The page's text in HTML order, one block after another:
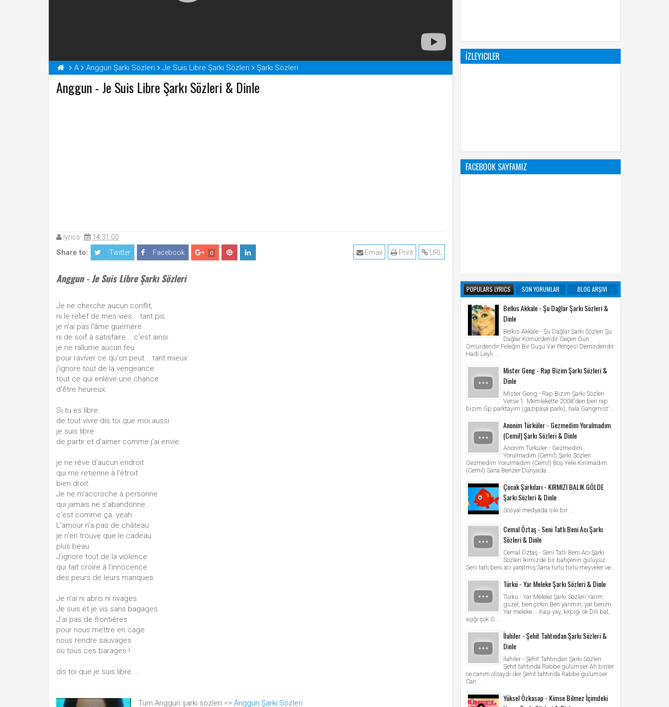
A Anggun Şarkı Sözleri Je Suis Libre Şarkı Sözleri Şarkı Sözleri
Anggun - Je Suis Libre Şarkı Sözleri & Dinle
lyrics 14:31:00
Share to: Twitter Facebook 0 URL
Print
Email
Anggun - Je Suis Libre Şarkı Sözleri
Je ne cherche aucun conflit,
ni le relief de mes vies... tant pis.
je n'ai pas l'âme guerrière
ni de soif à satisfaire... c'est ainsi.
je ne rallume aucun feu
pour raviver ce qu'on peut... tant mieux.
j'ignore tout de la vengeance
tout ce qui enlève une chance
d'être heureux.
Si tu es libre
de tout vivre dis toi que moi aussi
je suis libre
de partir et d'aimer comme j'ai envie
je ne rêve d'aucun endroit
qui me retienne à l'étroit
bien droit.
Je ne m'accroche à personne
qui jamais ne s'abandonne...
c'est comme ça. yeah
L'amour n'a pas de château
je n'en trouve que le cadeau
plus beau.
J'ignore tout de la violence
qui fait croire à l'innocence
des peurs de leurs manques
Je n'ai ni abris ni rivages.
Je suis et je vis sans bagages.
J'ai pas de frontières
pour nous mettre en cage
nous rendre sauvages
où tous ces barages !
dis toi que je suis libre ...
Tüm Anggun şarkı sözleri => Anggun Şarkı Sözleri
İZLEYICILER
FACEBOOK SAYFAMIZ
POPULARS LYRICS SON YORUMLAR BLOG ARŞIVI
Belkıs Akkale - Şu Dağlar Şarkı Sözleri &
Dinle
Belkıs Akkale - Şu Dağlar Şarkı Sözleri Şu
Dağlar Kömürdendir Geçen Gün
Ömürdendir Feleğin Bir Guşu Var Pençesi Demirdendir
Hadi Leyli ...
Mister Geng - Rap Bizim Şarkı Sözleri &
Dinle
Mister Geng - Rap Bizim Şarkı Sözleri
Verse 1: Memlekette 2008'den beri rap
bizim Gp parktayım (gazipaşa parkı), hala Gangmist'...
Anonim Türküler - Gezmedim Yorulmadım
(Cemil) Şarkı Sözleri & Dinle
Anonim Türküler - Gezmedim
Yorulmadım (Cemil) Şarkı Sözleri
Gezmedim Yorulmadım (Cemil) Boş Yere Kırılmadım
(Cemil) Sana Benzer Dünyada...
Çocuk Şarkıları - KIRMIZI BALIK GÖLDE
Şarkı Sözleri & Dinle
Sosyal medyada sıkı bir ...
Cemal Öztaş - Seni Tatlı Beni Acı Şarkı
Sözleri & Dinle
Cemal Öztaş - Seni Tatlı Beni Acı Şarkı
Sözleri İkimizde bir bahçenin gülüyüz
Seni tatlı beni acı yaratmış Sana türlü türlü meyveler ve...
Türkü - Yar Meleke Şarkı Sözleri & Dinle
Türkü - Yar Meleke Şarkı Sözleri Yarim
güzel, ben çirkin Ben yarimin, yar benim
Yar meleke … Kaşı yay, kirpiği ok Dili bal,
aşığı çok G...
İlahiler - Şehit Tahtından Şarkı Sözleri &
Dinle
İlahiler - Şehit Tahtından Şarkı Sözleri
Şehit tahtında Rabbe gülümser Ah binler
ce canım olsaydı der Şehit tahtında Rabbe gülümser
Can...
Yüksel Özkasap - Kimse Bilmez İçimdeki